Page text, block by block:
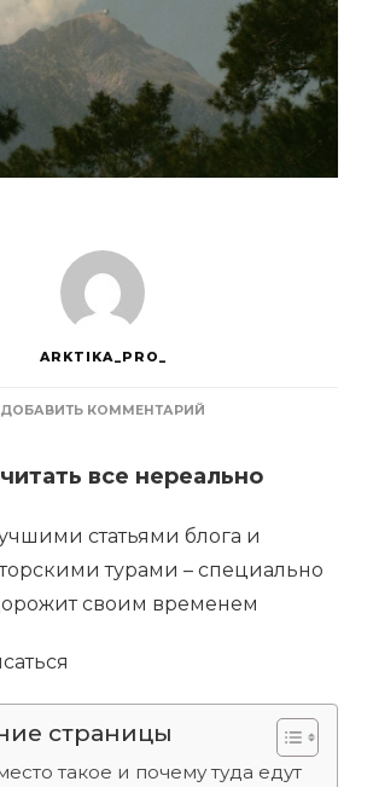
ARKTIKA_PRO_
ДОБАВИТЬ КОММЕНТАРИЙ
ТРОПА
КАРТА
ЛУЧШИЕ
ПЛЯЖИ,
все нереально
статьями блога и
турами – специально
своим временем
страницы
такое и почему туда едут